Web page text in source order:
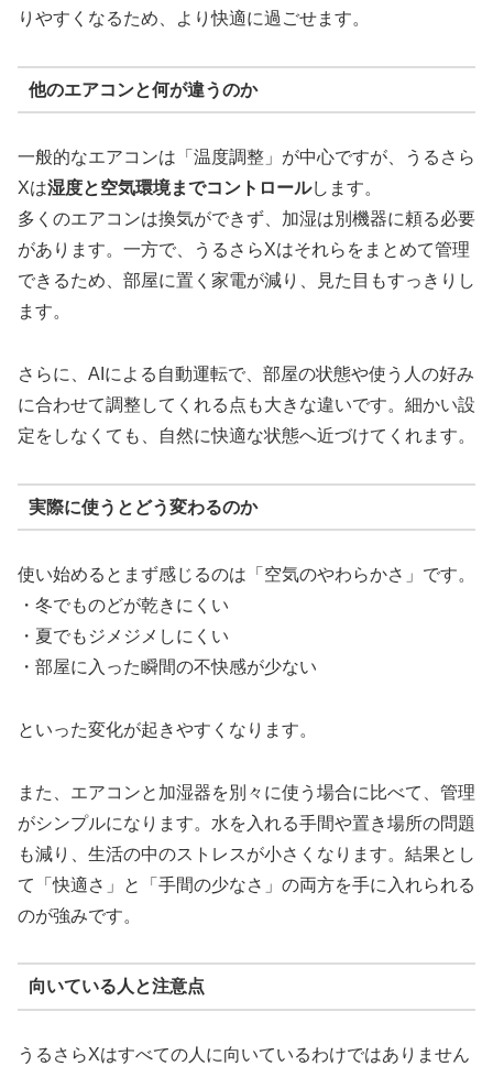
りやすくなるため、より快適に過ごせます。
他のエアコンと何が違うのか
一般的なエアコンは「温度調整」が中心ですが、うるさら
Xは湿度と空気環境までコントロールします。
多くのエアコンは換気ができず、加湿は別機器に頼る必要
があります。一方で、うるさらXはそれらをまとめて管理
できるため、部屋に置く家電が減り、見た目もすっきりし
ます。
さらに、AIによる自動運転で、部屋の状態や使う人の好み
に合わせて調整してくれる点も大きな違いです。細かい設
定をしなくても、自然に快適な状態へ近づけてくれます。
実際に使うとどう変わるのか
使い始めるとまず感じるのは「空気のやわらかさ」です。
・冬でものどが乾きにくい
・夏でもジメジメしにくい
・部屋に入った瞬間の不快感が少ない
といった変化が起きやすくなります。
また、エアコンと加湿器を別々に使う場合に比べて、管理
がシンプルになります。水を入れる手間や置き場所の問題
も減り、生活の中のストレスが小さくなります。結果とし
て「快適さ」と「手間の少なさ」の両方を手に入れられる
のが強みです。
向いている人と注意点
うるさらXはすべての人に向いているわけではありません